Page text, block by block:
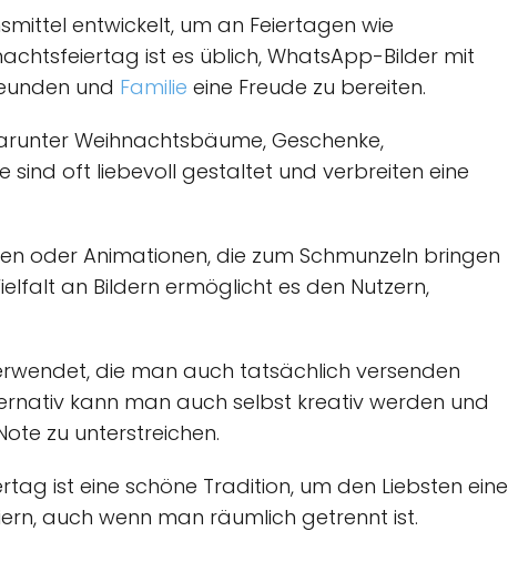
entwickelt, um an Feiertagen wie
ist es üblich, WhatsApp-Bilder mit
und Familie eine Freude zu bereiten.
Weihnachtsbäume, Geschenke,
sind oft liebevoll gestaltet und verbreiten eine
oder Animationen, die zum Schmunzeln bringen
an Bildern ermöglicht es den Nutzern,
die man auch tatsächlich versenden
kann man auch selbst kreativ werden und
zu unterstreichen.
ist eine schöne Tradition, um den Liebsten eine
auch wenn man räumlich getrennt ist.